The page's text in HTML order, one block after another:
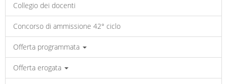
Collegio dei docenti
Concorso di ammissione 42° ciclo
Offerta programmata
Offerta erogata